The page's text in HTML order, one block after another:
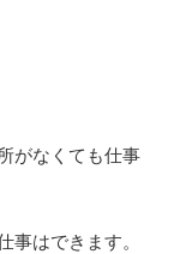
がなくても仕事
事はできます。